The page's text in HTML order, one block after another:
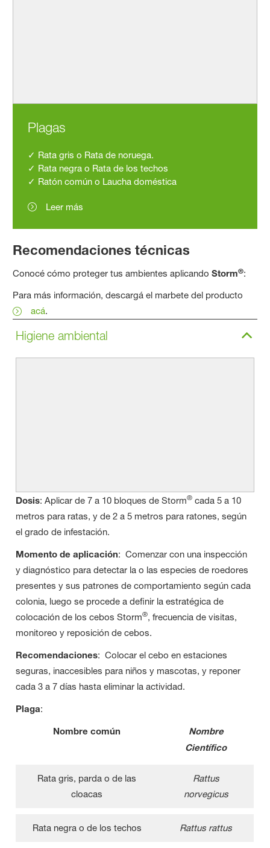
Plagas
✓ Rata gris o Rata de noruega.
✓ Rata negra o Rata de los techos
✓ Ratón común o Laucha doméstica
Leer más
Recomendaciones técnicas
Conocé cómo proteger tus ambientes aplicandoStorm®:
Para más información, descargá el marbete del producto
acá.
Higiene ambiental
Dosis: Aplicar de 7 a 10 bloques de Storm® cada 5 a 10
metros para ratas, y de 2 a 5 metros para ratones, según
el grado de infestación.
Momento de aplicación: Comenzar con una inspección
y diagnóstico para detectar la o las especies de roedores
presentes y sus patrones de comportamiento según cada
colonia, luego se procede a definir la estratégica de
colocación de los cebos Storm®, frecuencia de visitas,
monitoreo y reposición de cebos.
Recomendaciones: Colocar el cebo en estaciones
seguras, inaccesibles para niños y mascotas, y reponer
cada 3 a 7 días hasta eliminar la actividad.
Plaga:
Nombre común
Nombre
Científico
Rata gris, parda o de las
cloacas
Rattus
norvegicus
Rata negra o de los techos Rattus rattus